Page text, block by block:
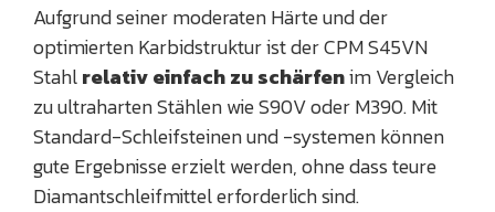
Aufgrund seiner moderaten Härte und der
optimierten Karbidstruktur ist der CPM S45VN
Stahlrelativ einfach zu schärfenim Vergleich
zu ultraharten Stählen wie S90V oder M390. Mit
Standard-Schleifsteinen und -systemen können
gute Ergebnisse erzielt werden, ohne dass teure
Diamantschleifmittel erforderlich sind.